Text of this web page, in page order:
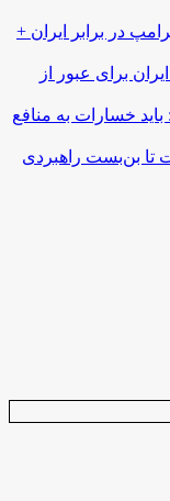
در برابر ایران +
برای عبور از
خسارات به منافع
تا بن‌بست راهبردی